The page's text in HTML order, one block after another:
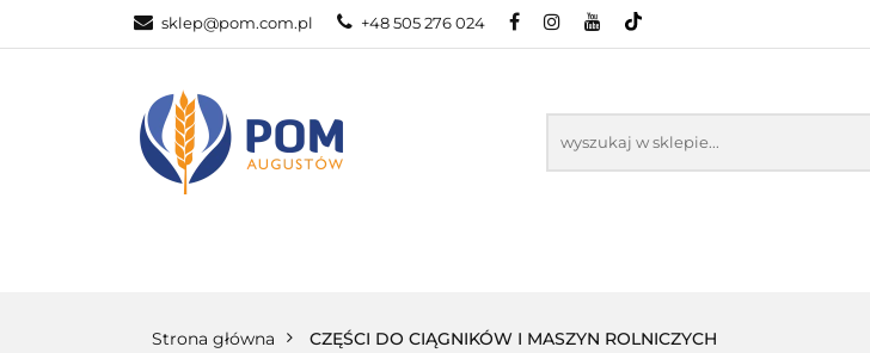
sklep@pom.com.pl +48 505 276 024
Strona główna CZĘŚCI DO CIĄGNIKÓW I MASZYN ROLNICZYCH